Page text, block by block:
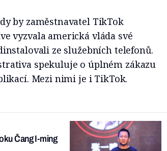
by zaměstnavatel TikTok
vyzvala americká vláda své
ze služebních telefonů.
spekuluje o úplném zákazu
Mezi nimi je i TikTok.
Čang I-ming